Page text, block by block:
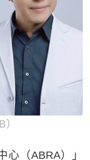
（ABRA）」